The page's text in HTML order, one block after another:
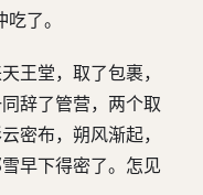
了。
王堂，取了包裹，
辞了管营，两个取
密布，朔风渐起，
早下得密了。怎见